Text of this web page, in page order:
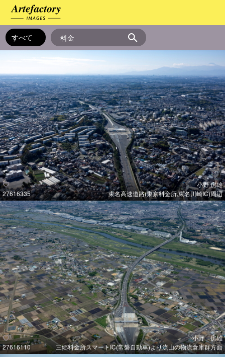
27616335
小野 房雄
東名高速道路(東京料金所,東名川崎IC)周辺
27616110
小野 房雄
三郷料金所スマートIC(常磐自動車)より流山の物流倉庫群方面